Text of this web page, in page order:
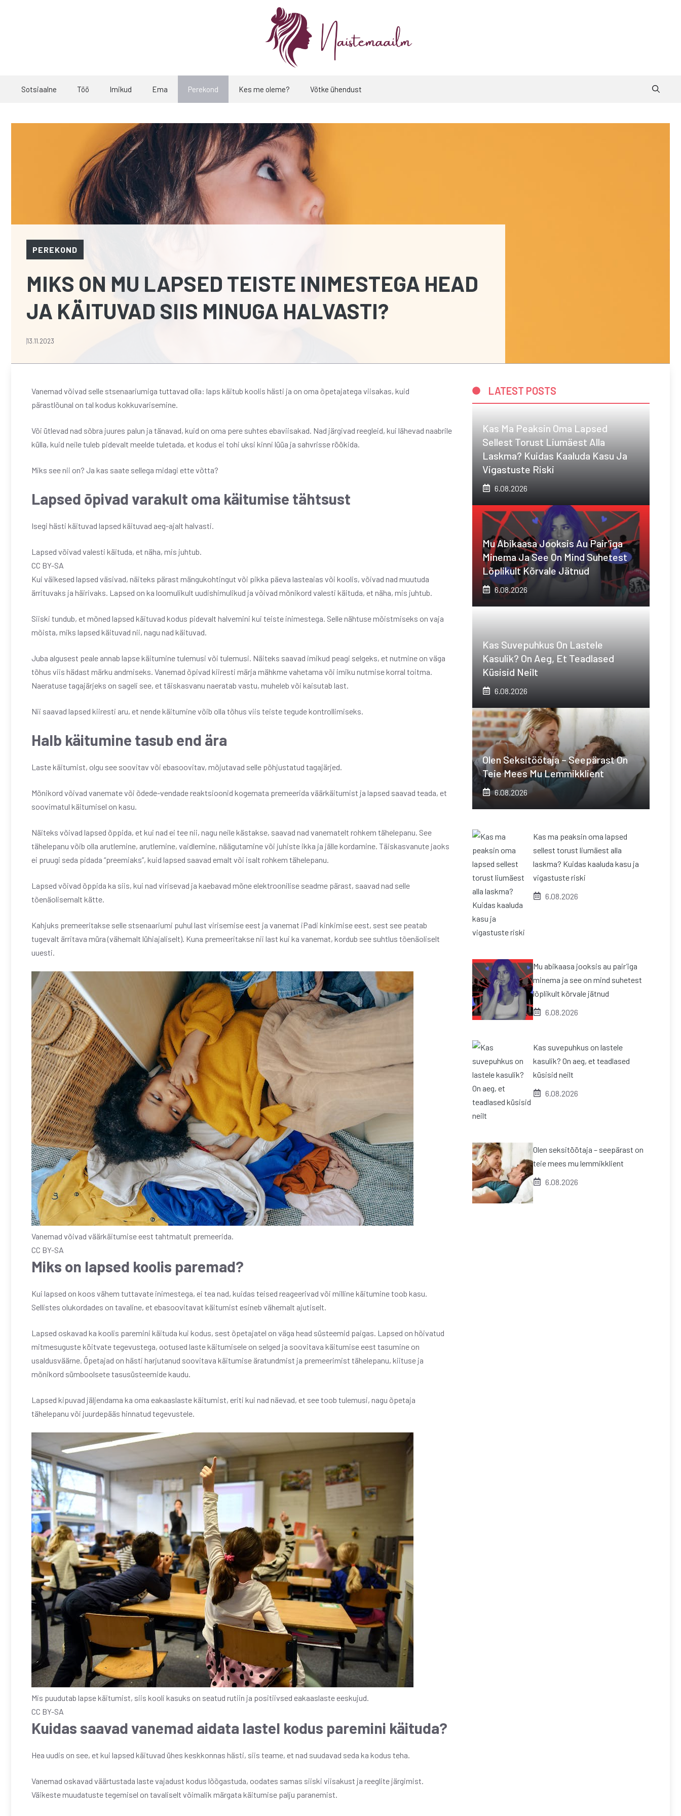
Sotsiaalne Töö Imikud Ema Perekond Kes me oleme? Võtke ühendust
PEREKOND
MIKS ON MU LAPSED TEISTE INIMESTEGA HEAD
JA KÄITUVAD SIIS MINUGA HALVASTI?
13.11.2023
Vanemad võivad selle stsenaariumiga tuttavad olla: laps käitub koolis hästi ja on oma õpetajatega viisakas, kuid
pärastlõunal on tal kodus kokkuvarisemine.
Või ütlevad nad sõbra juures palun ja tänavad, kuid on oma pere suhtes ebaviisakad. Nad järgivad reegleid, kui lähevad naabrile
külla, kuid neile tuleb pidevalt meelde tuletada, et kodus ei tohi uksi kinni lüüa ja sahvrisse röökida.
Miks see nii on? Ja kas saate sellega midagi ette võtta?
Lapsed õpivad varakult oma käitumise tähtsust
Isegi hästi käituvad lapsed käituvad aeg-ajalt halvasti.
Lapsed võivad valesti käituda, et näha, mis juhtub.
CC BY-SA
Kui väikesed lapsed väsivad, näiteks pärast mängukohtingut või pikka päeva lasteaias või koolis, võivad nad muutuda
ärrituvaks ja häirivaks. Lapsed on ka loomulikult uudishimulikud ja võivad mõnikord valesti käituda, et näha, mis juhtub.
Siiski tundub, et mõned lapsed käituvad kodus pidevalt halvemini kui teiste inimestega. Selle nähtuse mõistmiseks on vaja
mõista, miks lapsed käituvad nii, nagu nad käituvad.
Juba algusest peale annab lapse käitumine tulemusi või tulemusi. Näiteks saavad imikud peagi selgeks, et nutmine on väga
tõhus viis hädast märku andmiseks. Vanemad õpivad kiiresti märja mähkme vahetama või imiku nutmise korral toitma.
Naeratuse tagajärjeks on sageli see, et täiskasvanu naeratab vastu, muheleb või kaisutab last.
Nii saavad lapsed kiiresti aru, et nende käitumine võib olla tõhus viis teiste tegude kontrollimiseks.
Halb käitumine tasub end ära
Laste käitumist, olgu see soovitav või ebasoovitav, mõjutavad selle põhjustatud tagajärjed.
Mõnikord võivad vanemate või õdede-vendade reaktsioonid kogemata premeerida väärkäitumist ja lapsed saavad teada, et
soovimatul käitumisel on kasu.
Näiteks võivad lapsed õppida, et kui nad ei tee nii, nagu neile kästakse, saavad nad vanematelt rohkem tähelepanu. See
tähelepanu võib olla arutlemine, arutlemine, vaidlemine, näägutamine või juhiste ikka ja jälle kordamine. Täiskasvanute jaoks
ei pruugi seda pidada “preemiaks”, kuid lapsed saavad emalt või isalt rohkem tähelepanu.
Lapsed võivad õppida ka siis, kui nad virisevad ja kaebavad mõne elektroonilise seadme pärast, saavad nad selle
tõenäolisemalt kätte.
Kahjuks premeeritakse selle stsenaariumi puhul last virisemise eest ja vanemat iPadi kinkimise eest, sest see peatab
tugevalt ärritava müra (vähemalt lühiajaliselt). Kuna premeeritakse nii last kui ka vanemat, kordub see suhtlus tõenäoliselt
uuesti.
Vanemad võivad väärkäitumise eest tahtmatult premeerida.
CC BY-SA
Miks on lapsed koolis paremad?
Kui lapsed on koos vähem tuttavate inimestega, ei tea nad, kuidas teised reageerivad või milline käitumine toob kasu.
Sellistes olukordades on tavaline, et ebasoovitavat käitumist esineb vähemalt ajutiselt.
Lapsed oskavad ka koolis paremini käituda kui kodus, sest õpetajatel on väga head süsteemid paigas. Lapsed on hõivatud
mitmesuguste köitvate tegevustega, ootused laste käitumisele on selged ja soovitava käitumise eest tasumine on
usaldusväärne. Õpetajad on hästi harjutanud soovitava käitumise äratundmist ja premeerimist tähelepanu, kiituse ja
mõnikord sümboolsete tasusüsteemide kaudu.
Lapsed kipuvad jäljendama ka oma eakaaslaste käitumist, eriti kui nad näevad, et see toob tulemusi, nagu õpetaja
tähelepanu või juurdepääs hinnatud tegevustele.
Mis puudutab lapse käitumist, siis kooli kasuks on seatud rutiin ja positiivsed eakaaslaste eeskujud.
CC BY-SA
Kuidas saavad vanemad aidata lastel kodus paremini käituda?
Hea uudis on see, et kui lapsed käituvad ühes keskkonnas hästi, siis teame, et nad suudavad seda ka kodus teha.
Vanemad oskavad väärtustada laste vajadust kodus lõõgastuda, oodates samas siiski viisakust ja reeglite järgimist.
Väikeste muudatuste tegemisel on tavaliselt võimalik märgata käitumise palju paranemist.
LATEST POSTS
Kas Ma Peaksin Oma Lapsed
Sellest Torust Liumäest Alla
Laskma? Kuidas Kaaluda Kasu Ja
Vigastuste Riski
6.08.2026
Mu Abikaasa Jooksis Au Pair’iga
Minema Ja See On Mind Suhetest
Lõplikult Kõrvale Jätnud
6.08.2026
Kas Suvepuhkus On Lastele
Kasulik? On Aeg, Et Teadlased
Küsisid Neilt
6.08.2026
Olen Seksitöötaja – Seepärast On
Teie Mees Mu Lemmikklient
6.08.2026
Kas ma peaksin oma lapsed
sellest torust liumäest alla
laskma? Kuidas kaaluda kasu ja
vigastuste riski
6.08.2026
Mu abikaasa jooksis au pair’iga
minema ja see on mind suhetest
lõplikult kõrvale jätnud
6.08.2026
Kas suvepuhkus on lastele
kasulik? On aeg, et teadlased
küsisid neilt
6.08.2026
Olen seksitöötaja – seepärast on
teie mees mu lemmikklient
6.08.2026